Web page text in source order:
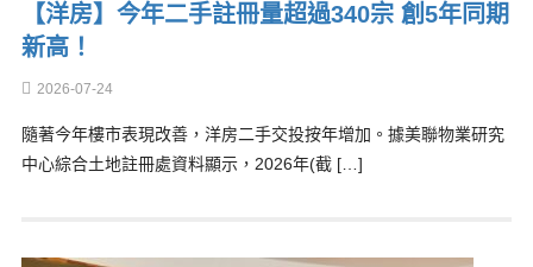
【洋房】今年二手註冊量超過340宗 創5年同期
新高！
2026-07-24
隨著今年樓市表現改善，洋房二手交投按年增加。據美聯物業研究
中心綜合土地註冊處資料顯示，2026年(截 […]